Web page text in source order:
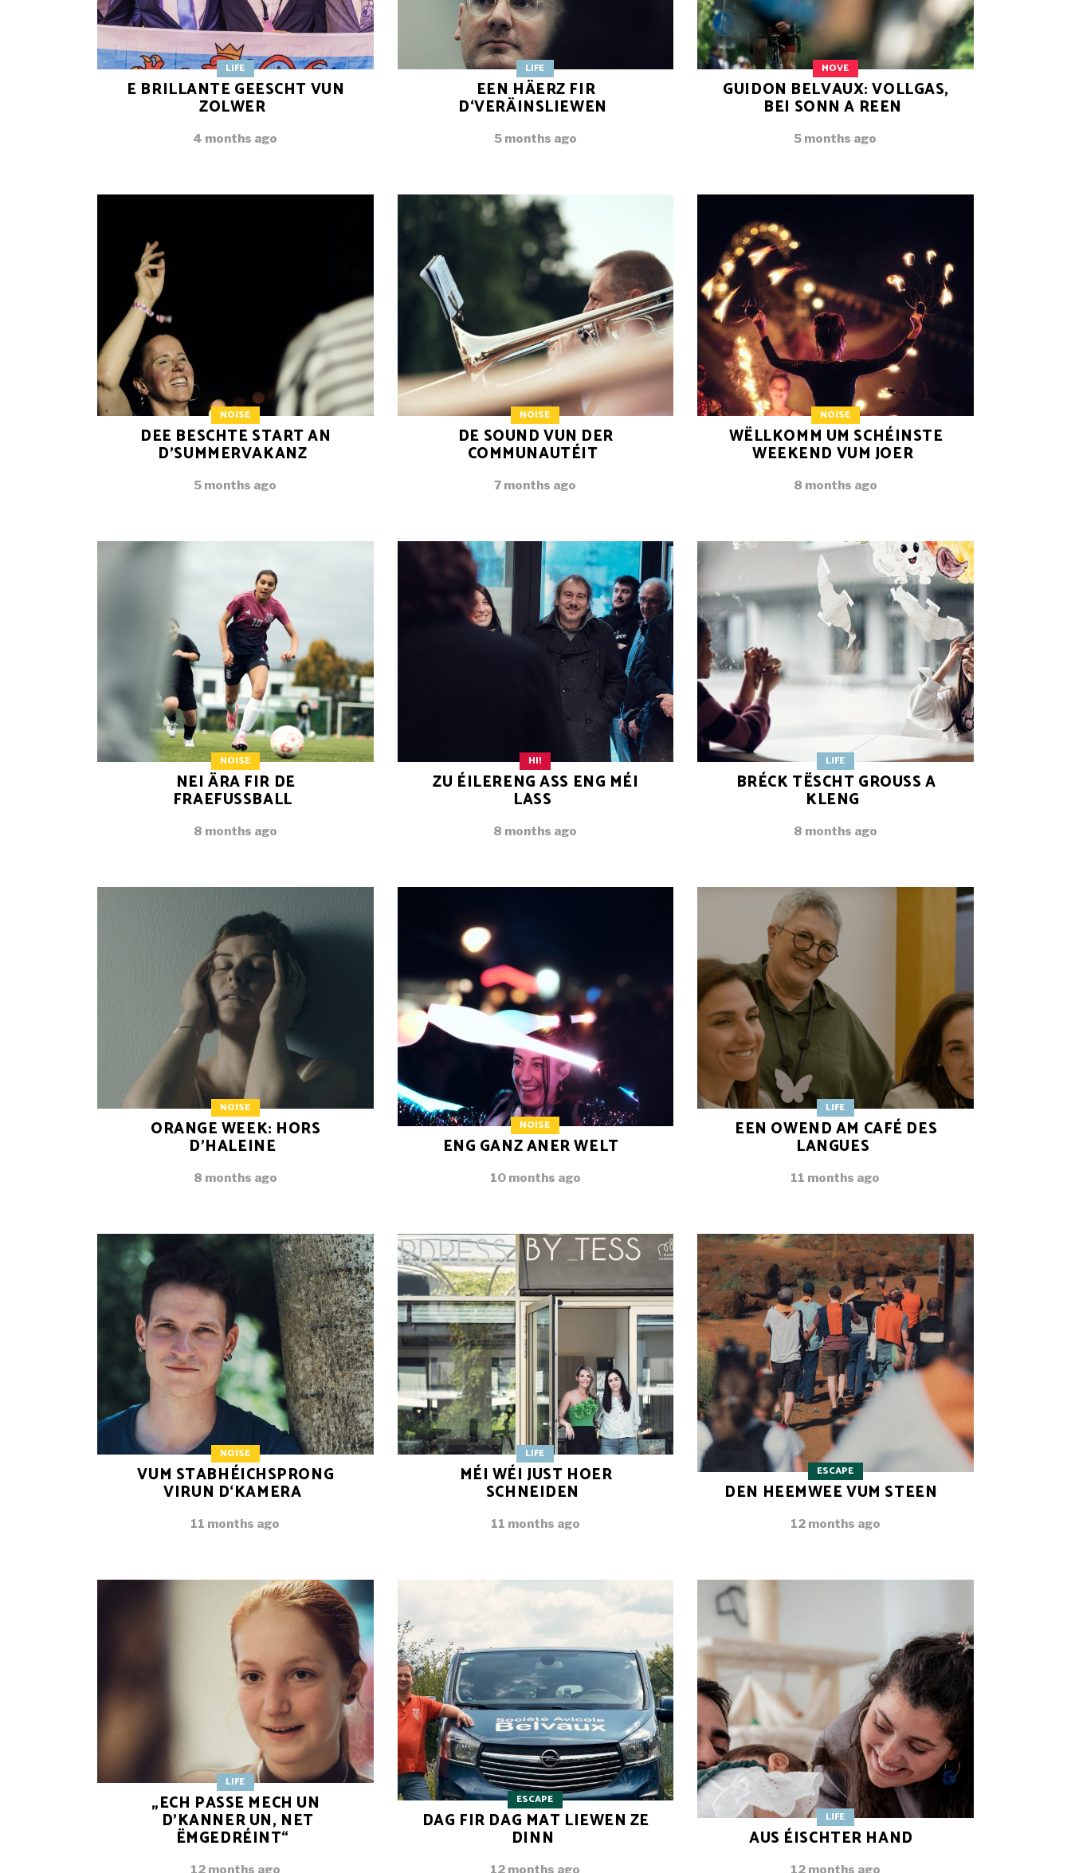
LIFE
E BRILLANTE GEESCHT VUN
ZOLWER
4 months ago
LIFE
EEN HÄERZ FIR
D‘VERÄINSLIEWEN
5 months ago
MOVE
GUIDON BELVAUX: VOLLGAS,
BEI SONN A REEN
5 months ago
NOISE
DEE BESCHTE START AN
D’SUMMERVAKANZ
5 months ago
NOISE
DE SOUND VUN DER
COMMUNAUTÉIT
7 months ago
NOISE
WËLLKOMM UM SCHÉINSTE
WEEKEND VUM JOER
8 months ago
NOISE
NEI ÄRA FIR DE
FRAEFUSSBALL
8 months ago
HI!
ZU ÉILERENG ASS ENG MÉI
LASS
8 months ago
LIFE
BRÉCK TËSCHT GROUSS A
KLENG
8 months ago
NOISE
ORANGE WEEK: HORS
D’HALEINE
8 months ago
NOISE
ENG GANZ ANER WELT
10 months ago
LIFE
EEN OWEND AM CAFÉ DES
LANGUES
11 months ago
NOISE
VUM STABHÉICHSPRONG
VIRUN D‘KAMERA
11 months ago
LIFE
MÉI WÉI JUST HOER
SCHNEIDEN
11 months ago
ESCAPE
DEN HEEMWEE VUM STEEN
12 months ago
LIFE
„ECH PASSE MECH UN
D’KANNER UN, NET
ËMGEDRÉINT“
ESCAPE
DAG FIR DAG MAT LIEWEN ZE
DINN
LIFE
AUS ÉISCHTER HAND